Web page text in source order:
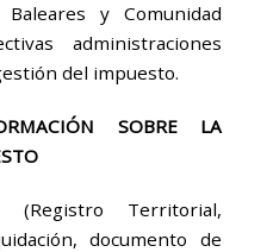
Baleares y Comunidad
administraciones
del impuesto.
SOBRE LA
(Registro Territorial,
documento de